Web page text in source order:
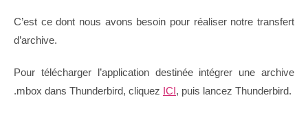
C’est ce dont nous avons besoin pour réaliser notre transfert
d’archive.
Pour télécharger l’application destinée intégrer une archive
.mbox dans Thunderbird, cliquez ICI, puis lancez Thunderbird.